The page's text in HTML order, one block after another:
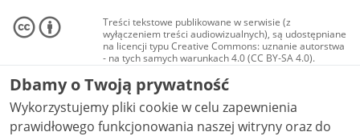
Treści tekstowe publikowane w serwisie (z
wyłączeniem treści audiowizualnych), są udostępniane
na licencji typu Creative Commons: uznanie autorstwa
- na tych samych warunkach 4.0 (CC BY-SA 4.0).
Materiały audiowizualne, w tym zdjęcia, materiały
audio i wideo, są udostępniane na licencji typu
Creative Commons: uznanie autorstwa użycie
niekomercyjne - bez utworów zależnych 4.0 (CC BY-
NC-ND 4.0), o ile nie jest to stwierdzone inaczej.
Dbamy o Twoją prywatność
Wykorzystujemy pliki cookie w celu zapewnienia
prawidłowego funkcjonowania naszej witryny oraz do